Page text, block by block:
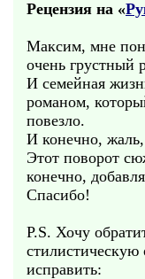
Рецензия на «
Максим, мне
очень грустный
И семейная
романом,
повезло.
И конечно,
Этот поворот
конечно,
Спасибо!
P.S. Хочу
стилистическую
исправить: